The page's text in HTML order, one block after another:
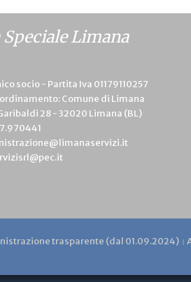
Limana
socio - Partita Iva 01179110257
Comune di Limana
28 - 32020 Limana (BL)
trasparente (dal 01.09.2024)